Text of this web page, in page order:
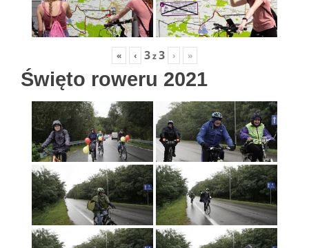
« ‹ 3z3 › »
Święto roweru 2021